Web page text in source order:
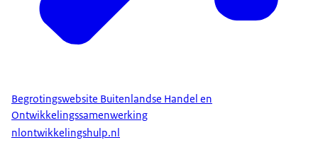
Begrotingswebsite Buitenlandse Handel en
Ontwikkelingssamenwerking
nlontwikkelingshulp.nl